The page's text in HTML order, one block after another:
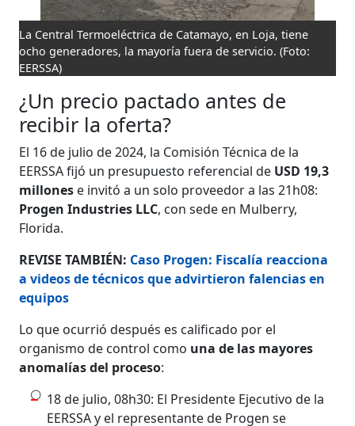
La Central Termoeléctrica de Catamayo, en Loja, tiene
ocho generadores, la mayoría fuera de servicio. (Foto:
EERSSA)
¿Un precio pactado antes de
recibir la oferta?
El 16 de julio de 2024, la Comisión Técnica de la
EERSSA fijó un presupuesto referencial de USD 19,3
millones e invitó a un solo proveedor a las 21h08:
Progen Industries LLC, con sede en Mulberry,
Florida.
REVISE TAMBIÉN: Caso Progen: Fiscalía reacciona
a videos de técnicos que advirtieron falencias en
equipos
Lo que ocurrió después es calificado por el
organismo de control como una de las mayores
anomalías del proceso:
18 de julio, 08h30: El Presidente Ejecutivo de la
EERSSA y el representante de Progen se